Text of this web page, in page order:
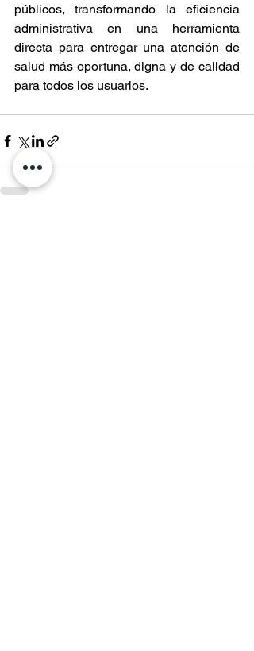
públicos, transformando la eficiencia
administrativa en una herramienta
directa para entregar una atención de
salud más oportuna, digna y de calidad
para todos los usuarios.